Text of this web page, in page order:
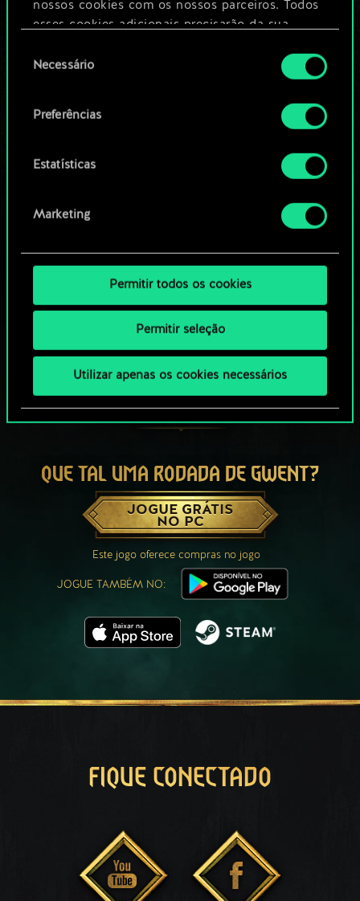
nossos cookies com os nossos parceiros. Todos
esses cookies adicionais precisarão da sua
Você encontrará todos os detalhes sobre o uso
de cookies e poderá ajustar as suas preferências
no menu "Configurações" abaixo.
deNecessário
Preferências
Estatísticas
Marketing
Permitir todos os cookies
Permitir seleção
Utilizar apenas os cookies necessários
comunidade
QUE TAL UMA RODADA DE GWENT?
JOGUE GRÁTIS
NO PC
Este jogo oferece compras no jogo
JOGUE TAMBÉM NO:
FIQUE CONECTADO